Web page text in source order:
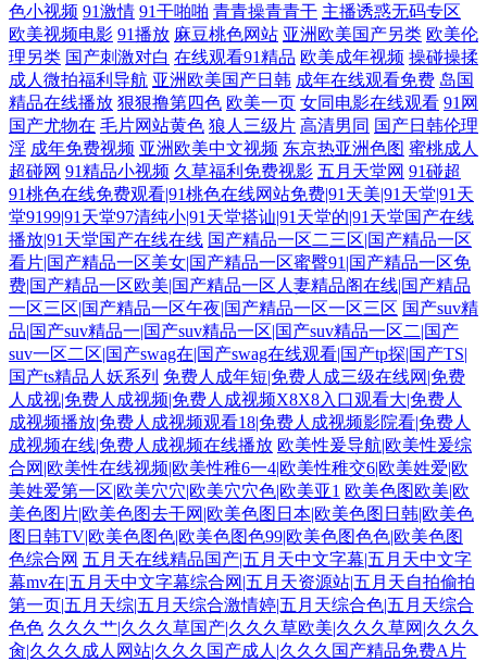
色小视频 91激情 91干啪啪 青青操青青干 主播诱惑无码专区
欧美视频电影 91播放 麻豆桃色网站 亚洲欧美国产另类 欧美伦
理另类 国产刺激对白 在线观看91精品 欧美成年视频 操碰操揉
成人微拍福利导航 亚洲欧美国产日韩 成年在线观看免费 岛国
精品在线播放 狠狠撸第四色 欧美一页 女同电影在线观看 91网
国产尤物在 毛片网站黄色 狼人三级片 高清男同 国产日韩伦理
淫 成年免费视频 亚洲欧美中文视频 东京热亚洲色图 蜜桃成人
超碰网 91精品小视频 久草福利免费视影 五月天堂网 91碰超
91桃色在线免费观看|91桃色在线网站免费|91天美|91天堂|91天
堂9199|91天堂97清纯小|91天堂搭讪|91天堂的|91天堂国产在线
播放|91天堂国产在线在线 国产精品一区二三区|国产精品一区
看片|国产精品一区美女|国产精品一区蜜臀91|国产精品一区免
费|国产精品一区欧美|国产精品一区人妻精品阁在线|国产精品
一区三区|国产精品一区午夜|国产精品一区一区三区 国产suv精
品|国产suv精品一|国产suv精品一区|国产suv精品一区二|国产
suv一区二区|国产swag在|国产swag在线观看|国产tp探|国产TS|
国产ts精品人妖系列 免费人成年短|免费人成三级在线网|免费
人成视|免费人成视频|免费人成视频X8X8入口观看大|免费人
成视频播放|免费人成视频观看18|免费人成视频影院看|免费人
成视频在线|免费人成视频在线播放 欧美性爰导航|欧美性爰综
合网|欧美性在线视频|欧美性稚6一4|欧美性稚交6|欧美姓爱|欧
美姓爱第一区|欧美穴穴|欧美穴穴色|欧美亚1 欧美色图欧美|欧
美色图片|欧美色图去干网|欧美色图日本|欧美色图日韩|欧美色
图日韩TV|欧美色图色|欧美色图色99|欧美色图色色|欧美色图
色综合网 五月天在线精品国产|五月天中文字幕|五月天中文字
幕mv在|五月天中文字幕综合网|五月天资源站|五月天自拍偷拍
第一页|五月天综|五月天综合激情婷|五月天综合色|五月天综合
色色 久久久艹|久久久草国产|久久久草欧美|久久久草网|久久久
肏|久久久成人网站|久久久国产成人|久久久国产精品免费A片